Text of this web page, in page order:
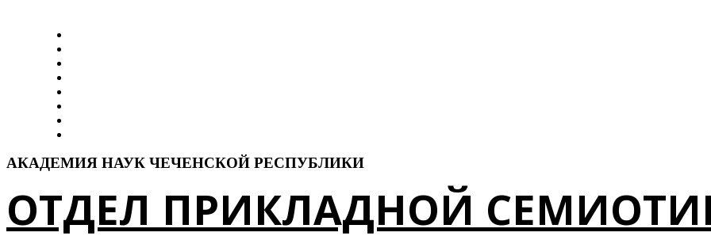
АКАДЕМИЯ НАУК ЧЕЧЕНСКОЙ РЕСПУБЛИКИ
ОТДЕЛ ПРИКЛАДНОЙ